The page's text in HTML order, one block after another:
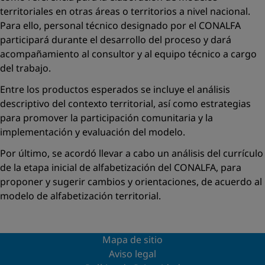
territoriales en otras áreas o territorios a nivel nacional.
Para ello, personal técnico designado por el CONALFA
participará durante el desarrollo del proceso y dará
acompañamiento al consultor y al equipo técnico a cargo
del trabajo.
Entre los productos esperados se incluye el análisis
descriptivo del contexto territorial, así como estrategias
para promover la participación comunitaria y la
implementación y evaluación del modelo.
Por último, se acordó llevar a cabo un análisis del currículo
de la etapa inicial de alfabetización del CONALFA, para
proponer y sugerir cambios y orientaciones, de acuerdo al
modelo de alfabetización territorial.
Mapa de sitio
Aviso legal